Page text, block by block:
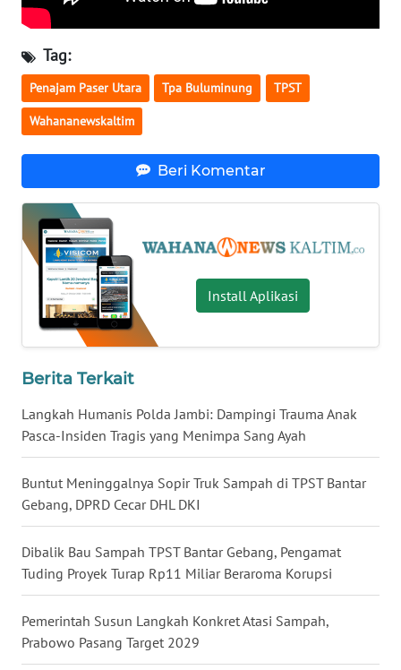
Tag:
Penajam Paser Utara Tpa Buluminung TPST
Wahananewskaltim
Beri Komentar
Install Aplikasi
Berita Terkait
Langkah Humanis Polda Jambi: Dampingi Trauma Anak
Pasca-Insiden Tragis yang Menimpa Sang Ayah
Buntut Meninggalnya Sopir Truk Sampah di TPST Bantar
Gebang, DPRD Cecar DHL DKI
Dibalik Bau Sampah TPST Bantar Gebang, Pengamat
Tuding Proyek Turap Rp11 Miliar Beraroma Korupsi
Pemerintah Susun Langkah Konkret Atasi Sampah,
Prabowo Pasang Target 2029
NUSANTARA
WN
JOGJA
JATIM
WN
BALI
WN
KALBAR
WN
WN
KALTARA
WN
KALSEL
WN
WN